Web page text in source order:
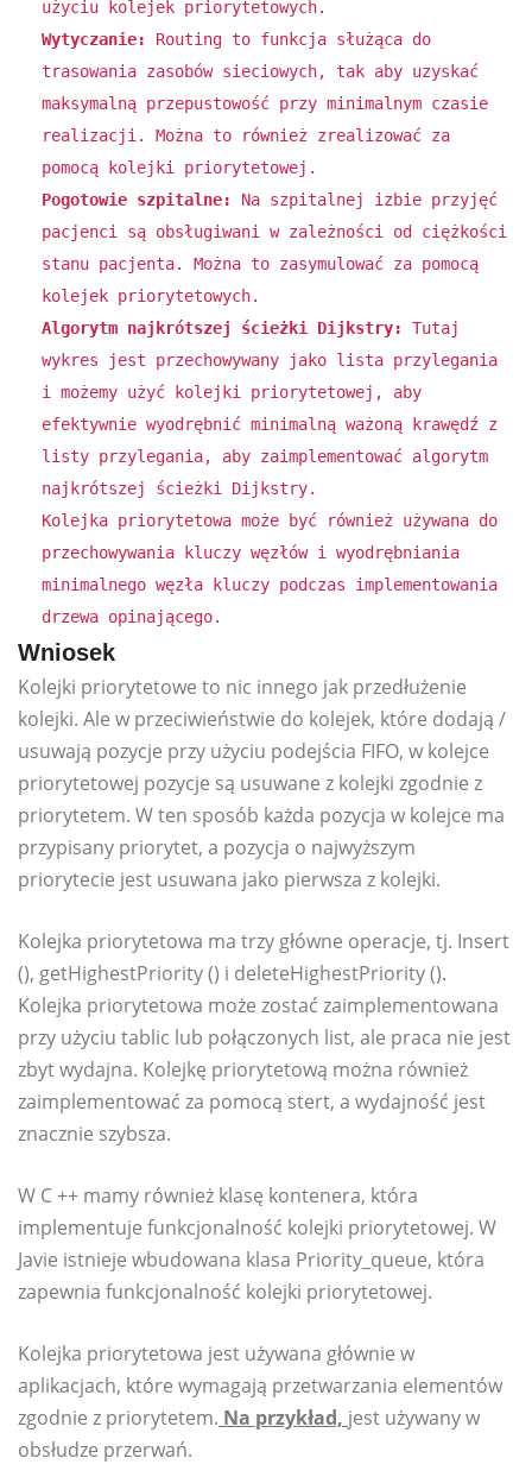
użyciu kolejek priorytetowych.
Wytyczanie:
Routing to funkcja służąca do
trasowania zasobów sieciowych, tak aby uzyskać
maksymalną przepustowość przy minimalnym czasie
realizacji. Można to również zrealizować za
pomocą kolejki priorytetowej.
Pogotowie szpitalne:
Na szpitalnej izbie przyjęć
pacjenci są obsługiwani w zależności od ciężkości
stanu pacjenta. Można to zasymulować za pomocą
kolejek priorytetowych.
Algorytm najkrótszej ścieżki Dijkstry:
Tutaj
wykres jest przechowywany jako lista przylegania
i możemy użyć kolejki priorytetowej, aby
efektywnie wyodrębnić minimalną ważoną krawędź z
listy przylegania, aby zaimplementować algorytm
najkrótszej ścieżki Dijkstry.
Kolejka priorytetowa może być również używana do
przechowywania kluczy węzłów i wyodrębniania
minimalnego węzła kluczy podczas implementowania
drzewa opinającego.
Wniosek
Kolejki priorytetowe to nic innego jak przedłużenie
kolejki. Ale w przeciwieństwie do kolejek, które dodają /
usuwają pozycje przy użyciu podejścia FIFO, w kolejce
priorytetowej pozycje są usuwane z kolejki zgodnie z
priorytetem. W ten sposób każda pozycja w kolejce ma
przypisany priorytet, a pozycja o najwyższym
priorytecie jest usuwana jako pierwsza z kolejki.
Kolejka priorytetowa ma trzy główne operacje, tj. Insert
(), getHighestPriority () i deleteHighestPriority ().
Kolejka priorytetowa może zostać zaimplementowana
przy użyciu tablic lub połączonych list, ale praca nie jest
zbyt wydajna. Kolejkę priorytetową można również
zaimplementować za pomocą stert, a wydajność jest
znacznie szybsza.
W C ++ mamy również klasę kontenera, która
implementuje funkcjonalność kolejki priorytetowej. W
Javie istnieje wbudowana klasa Priority_queue, która
zapewnia funkcjonalność kolejki priorytetowej.
Kolejka priorytetowa jest używana głównie w
aplikacjach, które wymagają przetwarzania elementów
zgodnie z priorytetem. Na przykład, jest używany w
obsłudze przerwań.